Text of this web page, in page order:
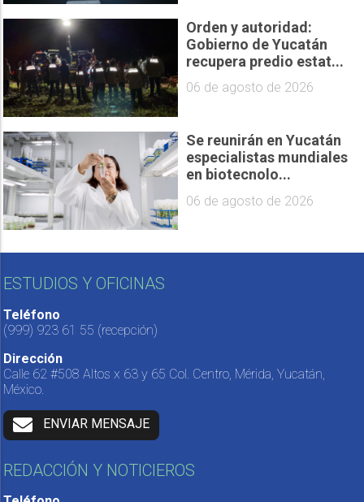
Orden y autoridad:
Gobierno de Yucatán
recupera predio estat...
06 de agosto de 2026
Se reunirán en Yucatán
especialistas mundiales
en biotecnolo...
06 de agosto de 2026
ESTUDIOS Y OFICINAS
Teléfono
(999) 923 61 55 (recepción)
Dirección
Calle 62 #508 Altos x 63 y 65 Col. Centro, Mérida, Yucatán,
México.
ENVIAR MENSAJE
REDACCIÓN Y NOTICIEROS